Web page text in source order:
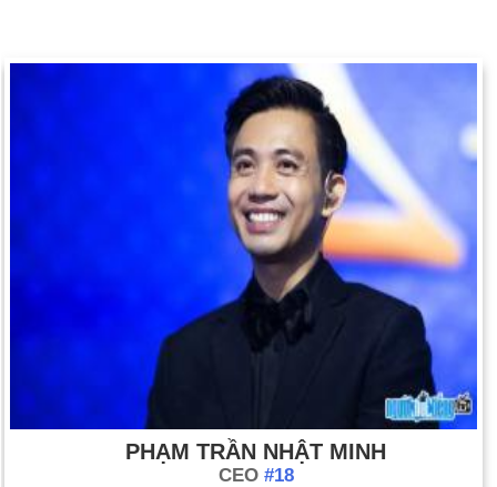
PHẠM TRẦN NHẬT MINH
CEO #18